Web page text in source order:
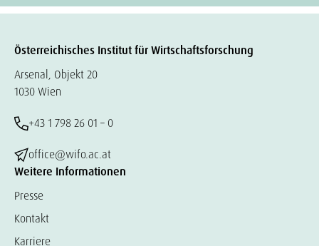
Österreichisches Institut für Wirtschaftsforschung
Arsenal, Objekt 20
1030 Wien
+43 1 798 26 01 – 0
office@wifo.ac.at
Weitere Informationen
Presse
Kontakt
Karriere